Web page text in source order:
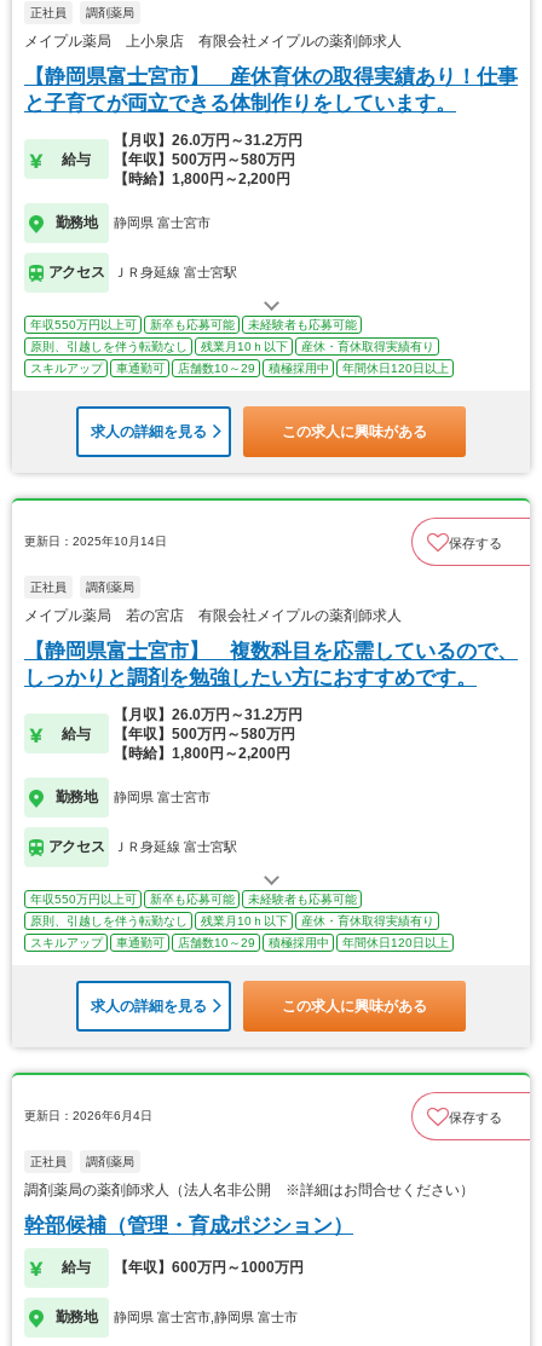
正社員 調剤薬局
メイプル薬局 上小泉店 有限会社メイプルの薬剤師求人
【静岡県富士宮市】 産休育休の取得実績あり！仕事
と子育てが両立できる体制作りをしています。
給与
【月収】26.0万円～31.2万円
【年収】500万円～580万円
【時給】1,800円～2,200円
勤務地 静岡県 富士宮市
アクセス ＪＲ身延線 富士宮駅
年収550万円以上可 新卒も応募可能
未経験者も応募可能
原則、引越しを伴う転勤なし
残業月10ｈ以下
産休・育休取得実績有り
スキルアップ
車通勤可 店舗数10～29 積極採用中 年間休日120日以上
求人の詳細を見る この求人に興味がある
更新日：2025年10月14日 保存する
正社員 調剤薬局
メイプル薬局 若の宮店 有限会社メイプルの薬剤師求人
【静岡県富士宮市】 複数科目を応需しているので、
しっかりと調剤を勉強したい方におすすめです。
給与
【月収】26.0万円～31.2万円
【年収】500万円～580万円
【時給】1,800円～2,200円
勤務地 静岡県 富士宮市
アクセス ＪＲ身延線 富士宮駅
年収550万円以上可 新卒も応募可能
未経験者も応募可能
原則、引越しを伴う転勤なし
残業月10ｈ以下
産休・育休取得実績有り
スキルアップ
車通勤可 店舗数10～29 積極採用中 年間休日120日以上
求人の詳細を見る この求人に興味がある
更新日：2026年6月4日 保存する
正社員 調剤薬局
調剤薬局の薬剤師求人（法人名非公開 ※詳細はお問合せください）
幹部候補（管理・育成ポジション）
給与 【年収】600万円～1000万円
勤務地 静岡県 富士宮市,静岡県 富士市